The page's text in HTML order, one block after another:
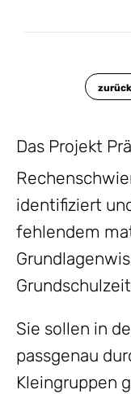
zurück
Das Projekt
identifiziert
fehlendem
Sie sollen in
passgenau
Kleingruppen